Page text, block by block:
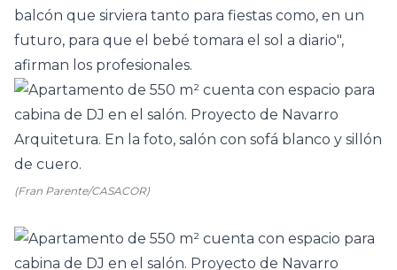
balcón que sirviera tanto para fiestas como, en un
futuro, para que el bebé tomara el sol a diario",
afirman los profesionales.
(Fran Parente/CASACOR)